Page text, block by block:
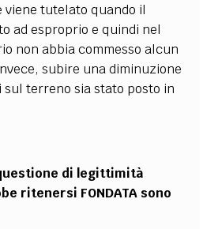
tutelato quando il
ad esproprio e quindi nel
non abbia commesso alcun
subire una diminuzione
terreno sia stato posto in
di legittimità
ritenersi FONDATA sono